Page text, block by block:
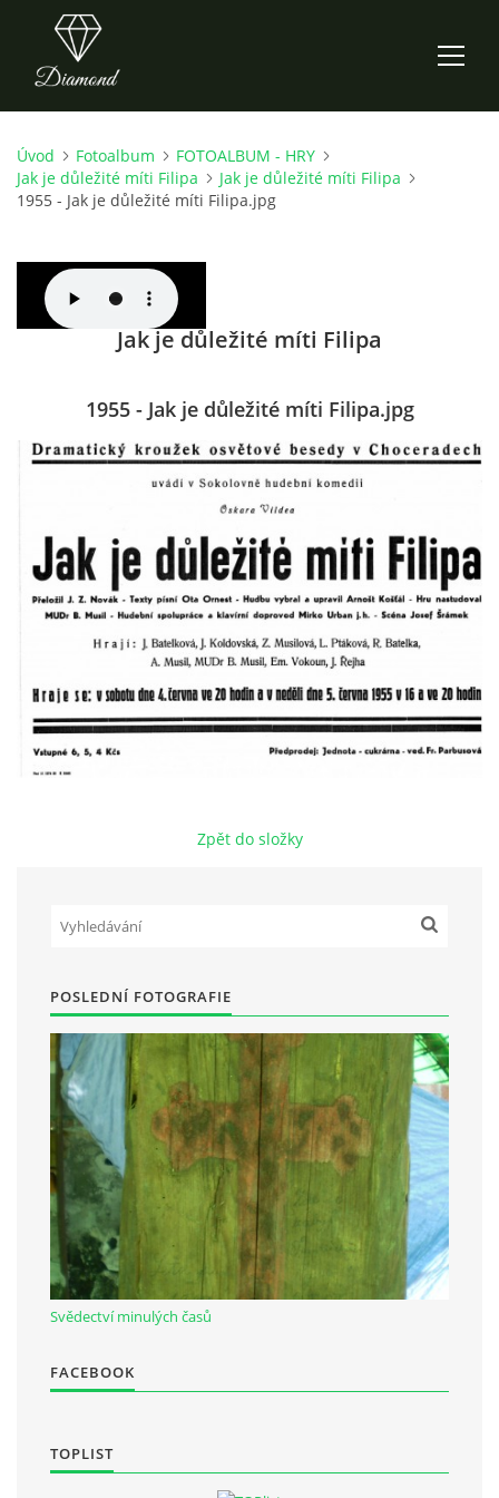
ÚVOD
O NÁS
HRY OD ROKU 1973
VIDEOZÁZNAMY Z HER
FOTOALBUM
ČLENOVÉ - SOUČASNOST
Občanská vzdělávací jednota "Komenský" v Choceradech z.s.
Chocerady 4
257 24 Chocerady
IČ: 498 28 614
Kontaktní osoba:
Mgr. Miroslava Cinkeisová
723 967 851
Mirkaci@email.cz
Úvod Fotoalbum
FOTOALBUM - HRY
Jak je důležité míti Filipa
Jak je důležité míti Filipa
1955 - Jak je důležité míti Filipa.jpg
Jak je důležité míti Filipa
1955 - Jak je důležité míti Filipa.jpg
Zpět do složky
POSLEDNÍ FOTOGRAFIE
Svědectví minulých časů
FACEBOOK
TOPLIST